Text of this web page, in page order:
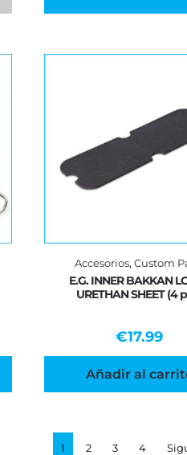
Accesorios,Custom
E.G. INNER BAKKAN
URETHAN SHEET (4
€17.99
Añadir al
1 2 3 4